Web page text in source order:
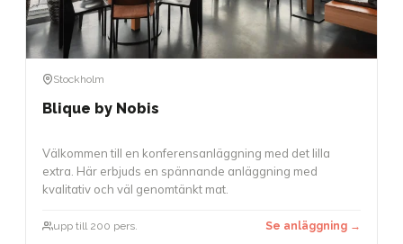
Stockholm
Blique by Nobis
Välkommen till en konferensanläggning med det lilla
extra. Här erbjuds en spännande anläggning med
kvalitativ och väl genomtänkt mat.
upp till 200 pers. Se anläggning →